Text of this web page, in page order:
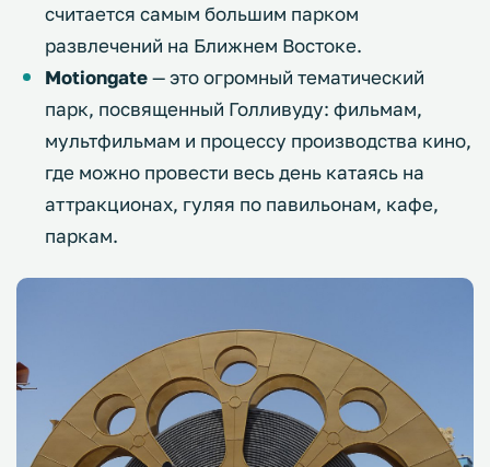
считается самым большим парком
развлечений на Ближнем Востоке.
Motiongate— это огромный тематический
парк, посвященный Голливуду: фильмам,
мультфильмам и процессу производства кино,
где можно провести весь день катаясь на
аттракционах, гуляя по павильонам, кафе,
паркам.